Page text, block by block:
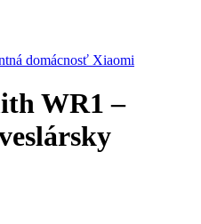
domácnosť Xiaomi
WR1 –